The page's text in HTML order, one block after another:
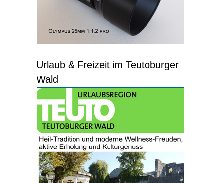
Urlaub & Freizeit im Teutoburger
Wald